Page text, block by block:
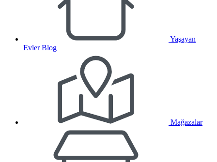
Yaşayan
Evler Blog
Mağazalar